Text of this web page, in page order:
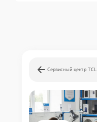
Сервисный центр TCL